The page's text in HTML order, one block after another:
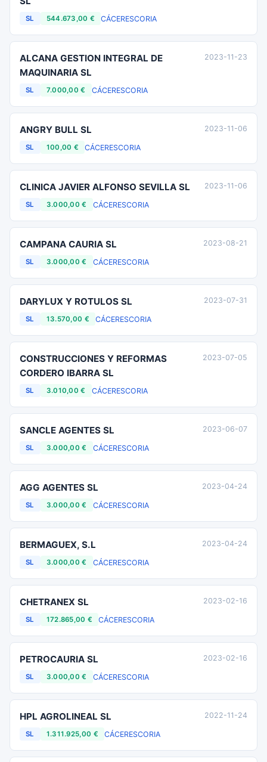
SL 544.673,00 € CÁCERESCORIA
ALCANA GESTION INTEGRAL DE
MAQUINARIA SL
SL 7.000,00 € CÁCERESCORIA
2023-11-23
ANGRY BULL SL
SL 100,00 € CÁCERESCORIA
2023-11-06
CLINICA JAVIER ALFONSO SEVILLA SL
SL 3.000,00 € CÁCERESCORIA
2023-11-06
CAMPANA CAURIA SL
SL 3.000,00 € CÁCERESCORIA
2023-08-21
DARYLUX Y ROTULOS SL
SL 13.570,00 € CÁCERESCORIA
2023-07-31
CONSTRUCCIONES Y REFORMAS
CORDERO IBARRA SL
SL 3.010,00 € CÁCERESCORIA
2023-07-05
SANCLE AGENTES SL
SL 3.000,00 € CÁCERESCORIA
2023-06-07
AGG AGENTES SL
SL 3.000,00 € CÁCERESCORIA
2023-04-24
BERMAGUEX, S.L
SL 3.000,00 € CÁCERESCORIA
2023-04-24
CHETRANEX SL
SL 172.865,00 € CÁCERESCORIA
2023-02-16
PETROCAURIA SL
SL 3.000,00 € CÁCERESCORIA
2023-02-16
HPL AGROLINEAL SL
SL 1.311.925,00 € CÁCERESCORIA
2022-11-24